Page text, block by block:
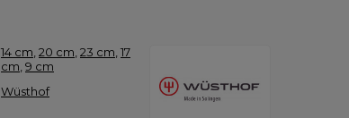
14 cm 20 cm 23 cm 17
cm 9 cm
Wüsthof